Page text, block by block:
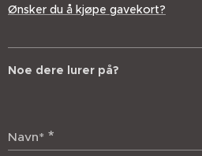
Ønsker du å kjøpe gavekort?
Noe dere lurer på?
Navn*